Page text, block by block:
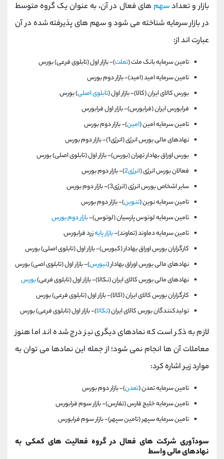
بازار و تعدادسهم های فعال در آن، به عنوان یک گروه متوسط
در بازار سرمایه شناخته می شود و سهم های پذیرفته شده در آن
عبارت اند از:
تامين سرمايه بانک ملت (تملت)- بازار اول (تابلوی فرعی) بورس
تامين سرمايه اميد (اميد)- بازار دوم بورس
بورس كالای ايران (كالا)- بازار اول (تابلوی اصلی) بورس
فرابورس ايران (فرابورس)- بازار اول فرابورس
تامين سرمايه امين (امين)- بازار دوم بورس
نهادهای مالی بورس انرژی (انرژی1)- بازار دوم بورس
بورس اوراق بهادار تهران (بورس)- بازار اول (تابلوی اصلی) بورس
فعالان بورس انرژی (انرژی2 )- بازار دوم بورس
ساير اشخاص بورس انرژی (انرژی3)- بازار دوم بورس
تامين سرمايه نوين (تنوين)- بازار دوم بورس
تامين سرمايه لوتوس پارسيان (لوتوس)-بازار دوم بورس
تامين سرمايه دماوند (تماوند)-بازار پايهزرد فرابورس
كارگزاران بورس اوراق بهادار (كبورس)- بازار اول (تابلوی اصلی) بورس
نهادهای مالی بورس اوراق بهادار (نبورس)- بازار اول (تابلوی اصی) بورس
نهادهای مالی بورس كالای ايران (نكالا)- بازار اول (تابلوی فرعی)بورس
كارگزاران بورس كالای ايران (اكالا)- بازار اول (تابلوی فرعی) بورس
توليدكنندگان بورس كالای ايران (تكالا)- بازار اول (تابلوی فرعی) بورس
لازم به ذکر است که نمادهای دیگری نیز درج شده اند اما هنوز
معاملات آن ها انجام نمی شود؛ از جمله این نمادها می توان به
موارد زیر اشاره کرد:
تامين سرمايه تمدن (تمدن)- بازار دوم بورس
تامين سرمايه خليج فارس (تفارس)- بازار سوم فرابورس
تامين سرمايه سپهر (تامين سپهر)- بازار سوم فرابورس
سودآوری شرکت های فعال در گروه فعالیت های کمکی به
نهادهای مالی واسط